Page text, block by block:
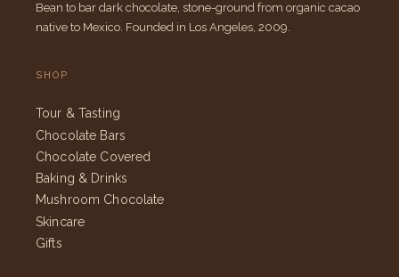
Bean to bar dark chocolate, stone-ground from organic cacao
native to Mexico. Founded in Los Angeles, 2009.
SHOP
Tour & Tasting
Chocolate Bars
Chocolate Covered
Baking & Drinks
Mushroom Chocolate
Skincare
Gifts